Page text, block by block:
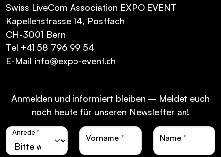
Swiss LiveCom Association EXPO EVENT
Kapellenstrasse 14, Postfach
CH-3001 Bern
Tel +41 58 796 99 54
E-Mail info@expo-event.ch
Anmelden und informiert bleiben – Meldet euch
noch heute für unseren Newsletter an!
Anrede *
Vorname * Name *